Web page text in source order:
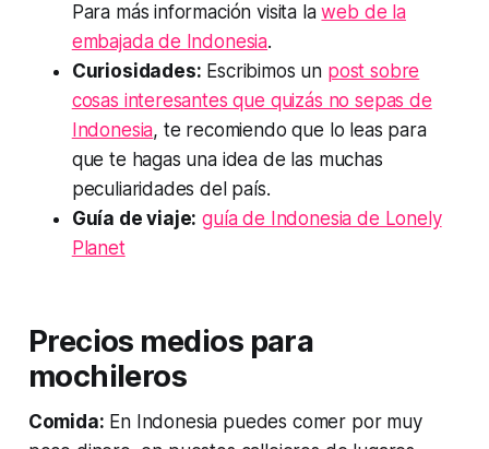
Para más información visita laweb de la
embajada de Indonesia.
Curiosidades: Escribimos un post sobre
cosas interesantes que quizás no sepas de
Indonesia, te recomiendo que lo leas para
que te hagas una idea de las muchas
peculiaridades del país.
Guía de viaje: guía de Indonesia de Lonely
Planet
Precios medios para
mochileros
Comida: En Indonesia puedes comer por muy